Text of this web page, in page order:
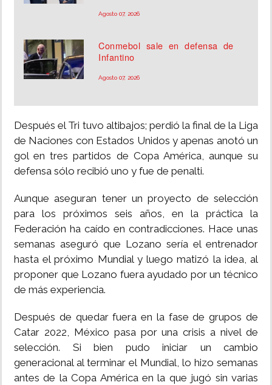
Agosto 07, 2026
Conmebol sale en defensa de
Infantino
Agosto 07, 2026
Después el Tri tuvo altibajos; perdió la final de la Liga
de Naciones con Estados Unidos y apenas anotó un
gol en tres partidos de Copa América, aunque su
defensa sólo recibió uno y fue de penalti.
Aunque aseguran tener un proyecto de selección
para los próximos seis años, en la práctica la
Federación ha caído en contradicciones. Hace unas
semanas aseguró que Lozano sería el entrenador
hasta el próximo Mundial y luego matizó la idea, al
proponer que Lozano fuera ayudado por un técnico
de más experiencia.
Después de quedar fuera en la fase de grupos de
Catar 2022, México pasa por una crisis a nivel de
selección. Si bien pudo iniciar un cambio
generacional al terminar el Mundial, lo hizo semanas
antes de la Copa América en la que jugó sin varias